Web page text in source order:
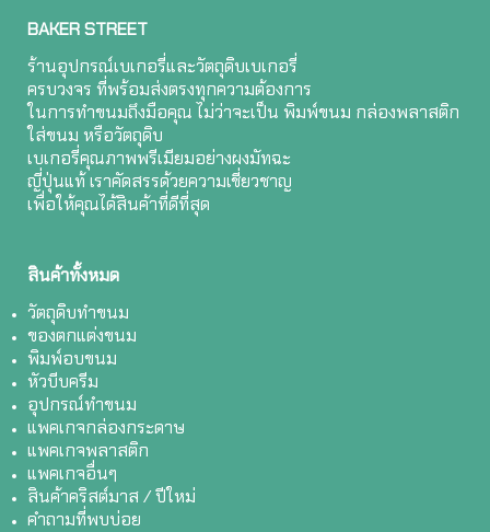
BAKER STREET
ร้านอุปกรณ์เบเกอรี่และวัตถุดิบเบเกอรี่
ครบวงจร ที่พร้อมส่งตรงทุกความต้องการ
ในการทำขนมถึงมือคุณ ไม่ว่าจะเป็น พิมพ์ขนม กล่องพลาสติก
ใส่ขนม หรือวัตถุดิบ
เบเกอรี่คุณภาพพรีเมียมอย่างผงมัทฉะ
ญี่ปุ่นแท้ เราคัดสรรด้วยความเชี่ยวชาญ
เพื่อให้คุณได้สินค้าที่ดีที่สุด
สินค้าทั้งหมด
วัตถุดิบทำขนม
ของตกแต่งขนม
พิมพ์อบขนม
หัวบีบครีม
อุปกรณ์ทำขนม
แพคเกจกล่องกระดาษ
แพคเกจพลาสติก
แพคเกจอื่นๆ
สินค้าคริสต์มาส / ปีใหม่
คำถามที่พบบ่อย